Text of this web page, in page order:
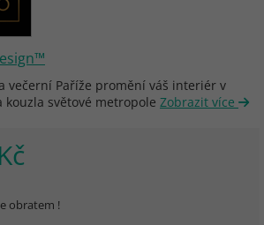
večerní Paříže promění váš interiér v
světové metropole Zobrazit více
obratem !